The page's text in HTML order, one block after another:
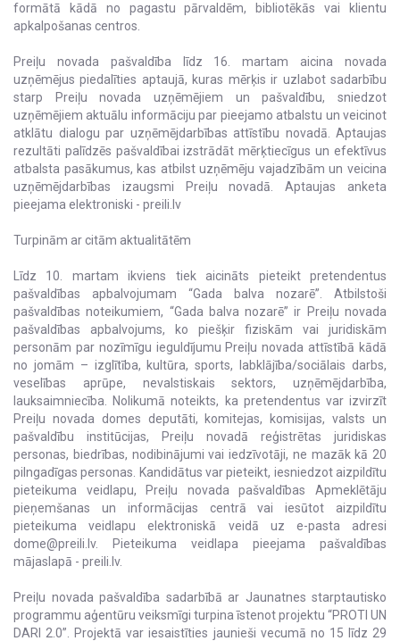
formātā kādā no pagastu pārvaldēm, bibliotēkās vai klientu
apkalpošanas centros.
Preiļu novada pašvaldība līdz 16. martam aicina novada
uzņēmējus piedalīties aptaujā, kuras mērķis ir uzlabot sadarbību
starp Preiļu novada uzņēmējiem un pašvaldību, sniedzot
uzņēmējiem aktuālu informāciju par pieejamo atbalstu un veicinot
atklātu dialogu par uzņēmējdarbības attīstību novadā. Aptaujas
rezultāti palīdzēs pašvaldībai izstrādāt mērķtiecīgus un efektīvus
atbalsta pasākumus, kas atbilst uzņēmēju vajadzībām un veicina
uzņēmējdarbības izaugsmi Preiļu novadā. Aptaujas anketa
pieejama elektroniski - preili.lv
Turpinām ar citām aktualitātēm
Līdz 10. martam ikviens tiek aicināts pieteikt pretendentus
pašvaldības apbalvojumam “Gada balva nozarē”. Atbilstoši
pašvaldības noteikumiem, “Gada balva nozarē” ir Preiļu novada
pašvaldības apbalvojums, ko piešķir fiziskām vai juridiskām
personām par nozīmīgu ieguldījumu Preiļu novada attīstībā kādā
no jomām – izglītība, kultūra, sports, labklājība/sociālais darbs,
veselības aprūpe, nevalstiskais sektors, uzņēmējdarbība,
lauksaimniecība. Nolikumā noteikts, ka pretendentus var izvirzīt
Preiļu novada domes deputāti, komitejas, komisijas, valsts un
pašvaldību institūcijas, Preiļu novadā reģistrētas juridiskas
personas, biedrības, nodibinājumi vai iedzīvotāji, ne mazāk kā 20
pilngadīgas personas. Kandidātus var pieteikt, iesniedzot aizpildītu
pieteikuma veidlapu, Preiļu novada pašvaldības Apmeklētāju
pieņemšanas un informācijas centrā vai iesūtot aizpildītu
pieteikuma veidlapu elektroniskā veidā uz e-pasta adresi
dome@preili.lv. Pieteikuma veidlapa pieejama pašvaldības
mājaslapā - preili.lv.
Preiļu novada pašvaldība sadarbībā ar Jaunatnes starptautisko
programmu aģentūru veiksmīgi turpina īstenot projektu “PROTI UN
DARI 2.0”. Projektā var iesaistīties jaunieši vecumā no 15 līdz 29